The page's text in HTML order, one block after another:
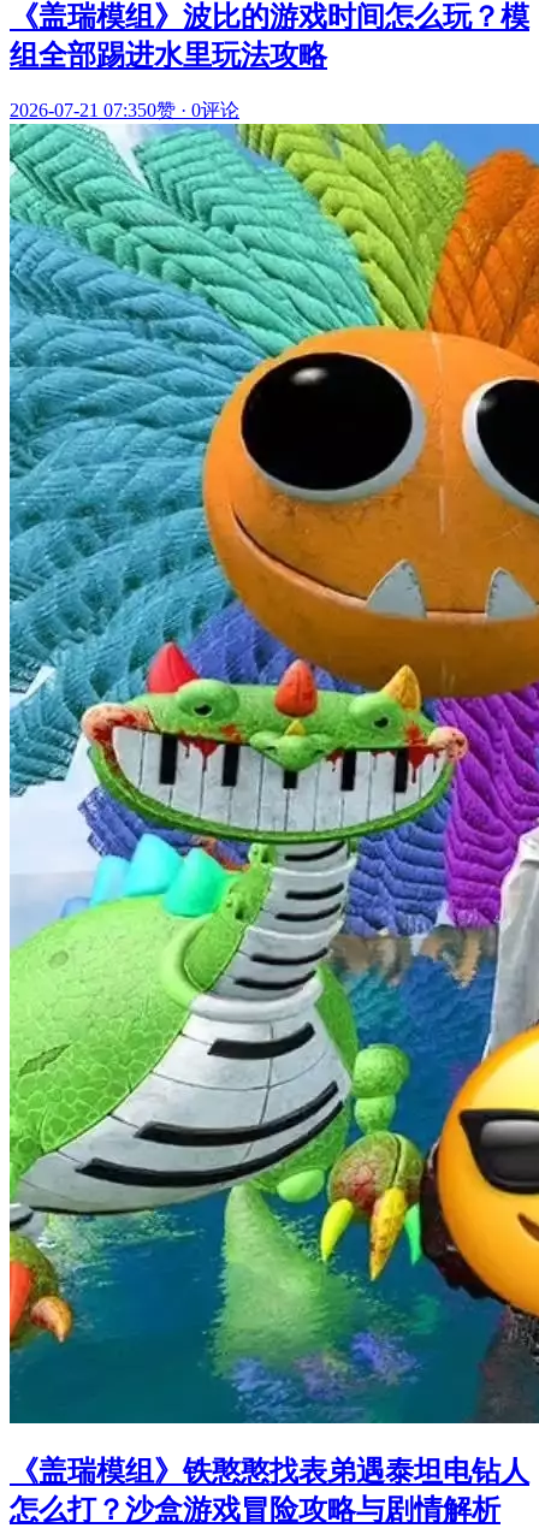
《盖瑞模组》波比的游戏时间怎么玩？模
组全部踢进水里玩法攻略
2026-07-21 07:350赞 · 0评论
《盖瑞模组》铁憨憨找表弟遇泰坦电钻人
怎么打？沙盒游戏冒险攻略与剧情解析